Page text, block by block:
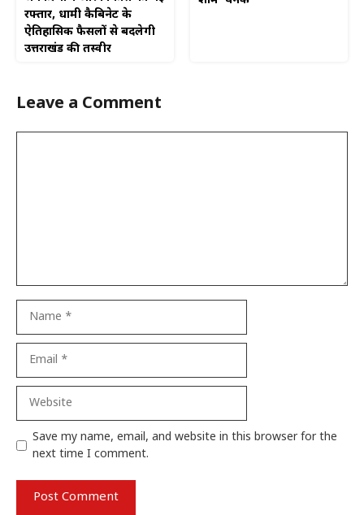
रफ्तार, धामी कैबिनेट के
ऐतिहासिक फैसलों से बदलेगी
उत्तराखंड की तस्वीर
Leave a Comment
Website
Save my name, email, and website in this browser for the
next time I comment.